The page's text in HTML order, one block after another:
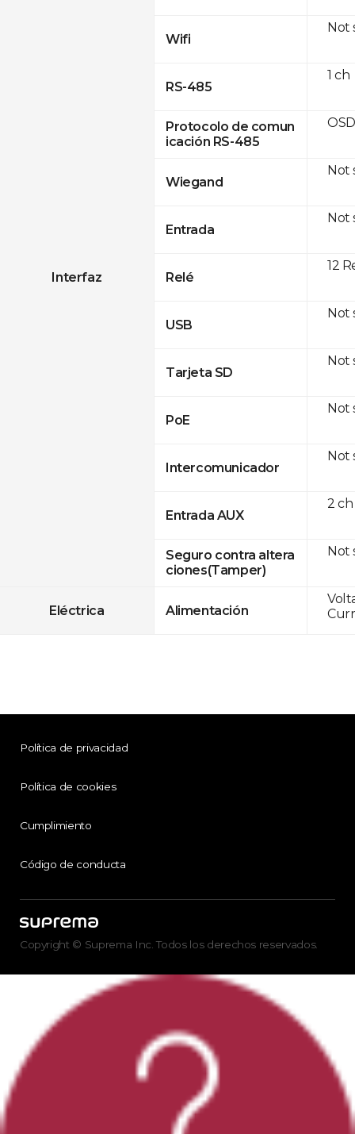
Interfaz
Wifi
RS-485
Protocolo de comun
icación RS-485
Wiegand
Entrada
Relé
USB
Tarjeta SD
PoE
Intercomunicador
Entrada AUX
Seguro contra altera
ciones(Tamper)
Eléctrica Alimentación
Not
1 ch
Not
Not
12
Not
Not
Not
Not
2
Not
Política de privacidad
Política de cookies
Cumplimiento
Código de conducta
Copyright © Suprema Inc. Todos los derechos reservados.